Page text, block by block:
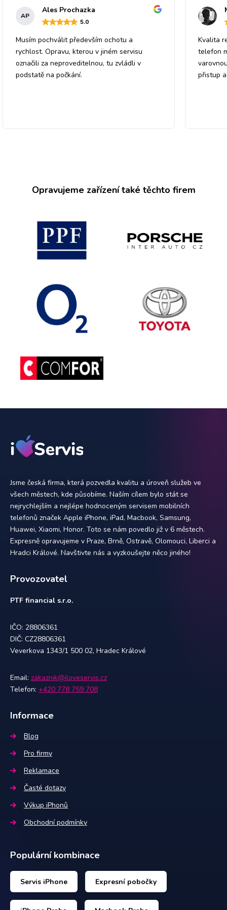
AP
Ales Prochazka
5.0
Musím pochválit především ochotu a
rychlost. Opravu, kterou v jiném servisu
označili za neproveditelnou, tu zvládli v
podstatě na počkání.
Kvalita
telefon
přistup
Opravujeme zařízení také těchto firem
Jsme česká firma, která pozvedla kvalitu a úroveň služeb ve
všech městech, kde působíme. Naším cílem bylo stát se
nejrychlejším a nejlépe hodnoceným servisem mobilních
telefonů značek Apple iPhone, iPad, Macbook, Samsung,
Huawei, Xiaomi, Honor. Toto se nám povedlo již v 6 městech.
Expresně opravujeme v Praze, Brně, Ostravě, Olomouci, Liberci a
Hradci Králové. Navštivte nás a vyzkoušejte něco jiného!
Provozovatel
PTF financial s.r.o.
IČO: 28806361
DIČ: CZ28806361
Veverkova 1343/1 500 02, Hradec Králové
Email: zakaznik@iloveservis.cz
Telefon: +420 778 759 708
Informace
Blog
Pro firmy
Reklamace
Časté dotazy
Výkup iPhonů
Obchodní podmínky
Populární kombinace
Servis iPhone Expresní pobočky